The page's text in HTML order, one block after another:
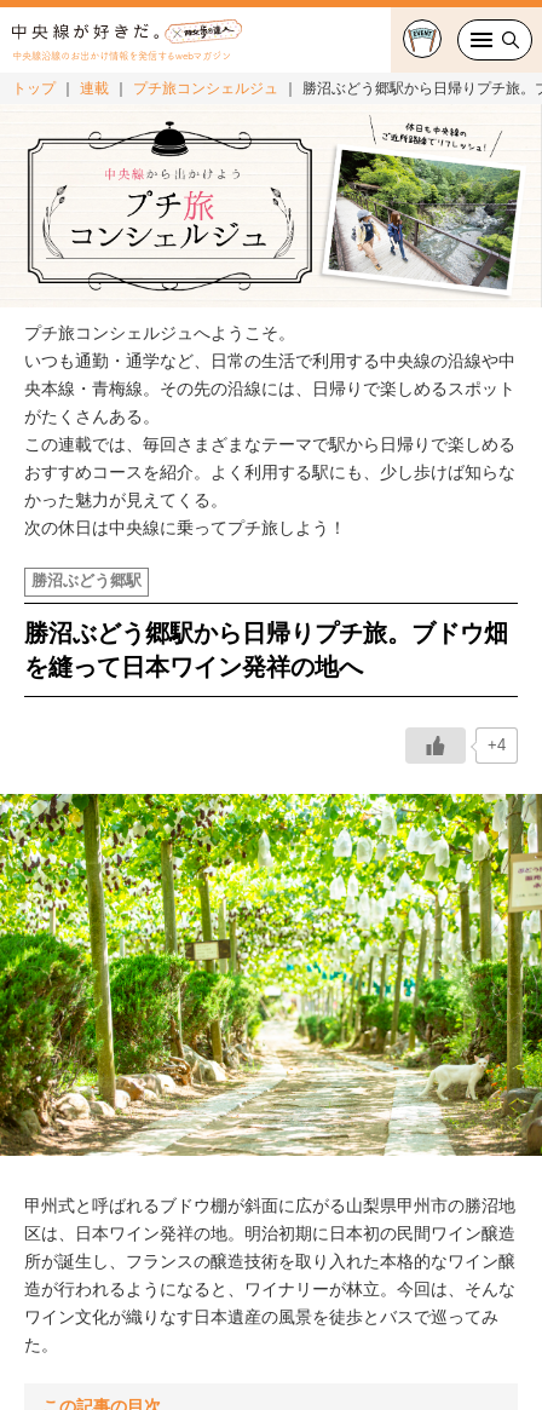
中央線沿線のお出かけ情報を発信するwebマガジン
スイーツ・テイクアウト
おでかけ
中央線カルチャー
特集
連載
中央線フェス
イベント情報
おしらせ
トップ 連載 プチ旅コンシェルジュ 勝沼ぶどう郷駅から日帰りプチ旅
プチ旅コンシェルジュへようこそ。
いつも通勤・通学など、日常の生活で利用する中央線の沿線や中
央本線・青梅線。その先の沿線には、日帰りで楽しめるスポット
がたくさんある。
この連載では、毎回さまざまなテーマで駅から日帰りで楽しめる
おすすめコースを紹介。よく利用する駅にも、少し歩けば知らな
かった魅力が見えてくる。
次の休日は中央線に乗ってプチ旅しよう！
勝沼ぶどう郷駅
勝沼ぶどう郷駅から日帰りプチ旅。ブドウ畑
を縫って日本ワイン発祥の地へ
+4
甲州式と呼ばれるブドウ棚が斜面に広がる山梨県甲州市の勝沼地
区は、日本ワイン発祥の地。明治初期に日本初の民間ワイン醸造
所が誕生し、フランスの醸造技術を取り入れた本格的なワイン醸
造が行われるようになると、ワイナリーが林立。今回は、そんな
ワイン文化が織りなす日本遺産の風景を徒歩とバスで巡ってみ
た。
この記事の目次